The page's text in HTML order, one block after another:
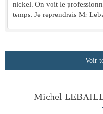
nickel. On voit le
temps. Je reprendrais Mr
Voir
Michel